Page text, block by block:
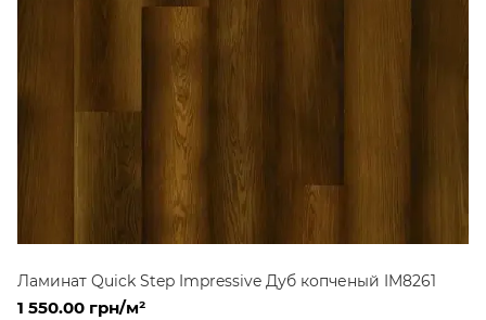
Ламинат Quick Step Impressive Дуб копченый IM8261
1 550.00 грн/м²